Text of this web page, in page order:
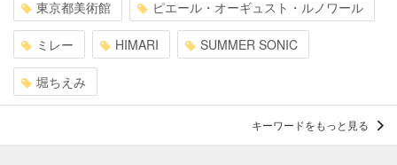
東京都美術館 ピエール・オーギュスト・ルノワール
ミレー HIMARI SUMMER SONIC
堀ちえみ
キーワードをもっと見る